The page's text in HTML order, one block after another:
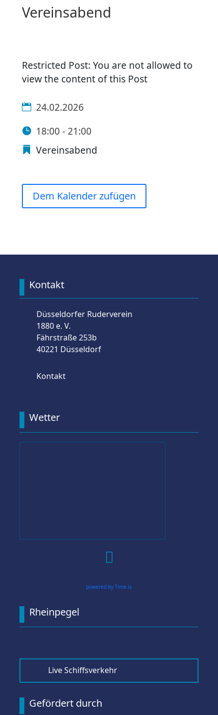
Vereinsabend
Restricted Post: You are not allowed to
view the content of this Post
24.02.2026
18:00 - 21:00
Vereinsabend
Dem Kalender zufügen
Kontakt
Düsseldorfer Ruderverein
1880 e. V.
Fährstraße 253b
40221 Düsseldorf
Kontakt
Wetter

powered by Time.is
Rheinpegel
Live Schiffsverkehr
Gefördert durch